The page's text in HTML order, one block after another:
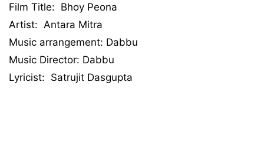
Film Title: Bhoy Peona
Artist: Antara Mitra
Music arrangement: Dabbu
Music Director: Dabbu
Lyricist: Satrujit Dasgupta